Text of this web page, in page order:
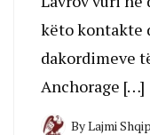
këto kontakte
dakordimeve
Anchorage […]
ByLajmi Shqip